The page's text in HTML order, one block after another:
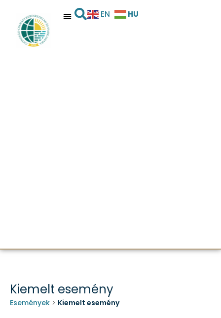
EN HU
Kiemelt esemény
Események Kiemelt esemény